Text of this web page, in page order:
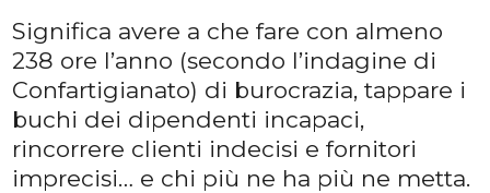
Significa avere a che fare con almeno
238 ore l’anno (secondo l’indagine di
Confartigianato) di burocrazia, tappare i
buchi dei dipendenti incapaci,
rincorrere clienti indecisi e fornitori
imprecisi… e chi più ne ha più ne metta.